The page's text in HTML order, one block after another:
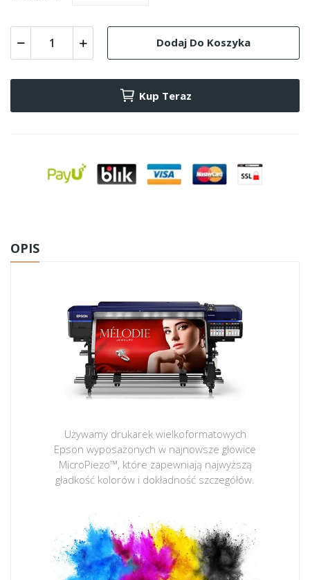
Dodaj Do Koszyka
Kup Teraz
OPIS
Używamy drukarek wielkoformatowych
Epson wyposażonych w najnowsze głowice
MicroPiezo™, które zapewniają najwyższą
gładkość kolorów i dokładność szczegółów.